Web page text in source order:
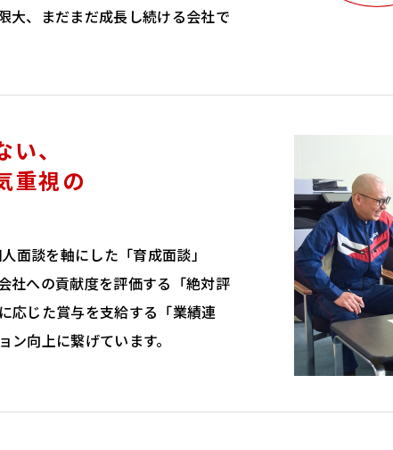
大、まだまだ成長し続ける会社で
、
重視の
面談を軸にした「育成面談」
社への貢献度を評価する「絶対評
応じた賞与を支給する「業績連
向上に繋げています。